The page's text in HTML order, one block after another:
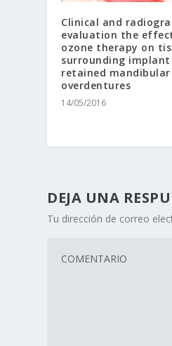
Clinical and
evaluation the
ozone therapy on
surrounding implant
retained mandibular
overdentures
14/05/2016
DEJA UNA
Tu dirección de correo